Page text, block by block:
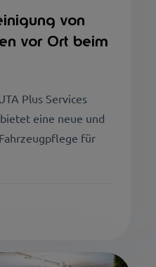
von
vor Ort beim
Plus Services
eine neue und
für